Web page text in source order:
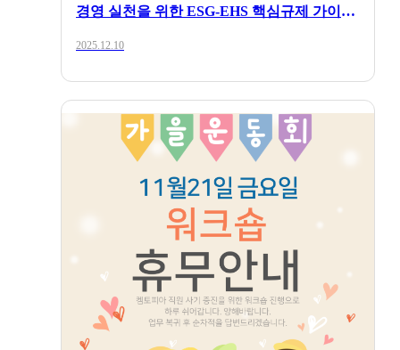
시간 통·번역 안전 플랫폼 런칭
경영 실천을 위한 ESG-EHS 핵심규제 가이드
2025.12.10